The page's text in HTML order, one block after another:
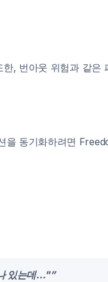
, 번아웃 위험과 같은
동기화하려면
있는데…"”